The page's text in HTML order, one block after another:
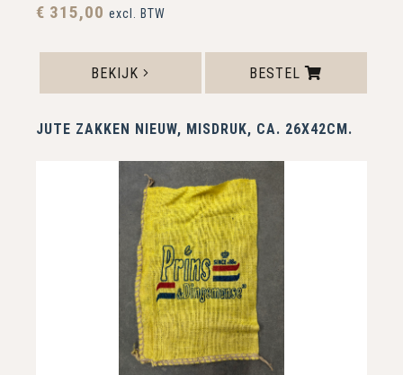
€ 315,00 excl. BTW
BEKIJK BESTEL
JUTE ZAKKEN NIEUW, MISDRUK, CA. 26X42CM.